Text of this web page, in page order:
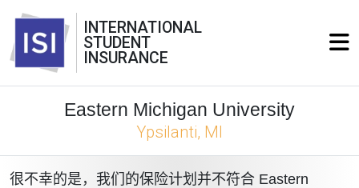
INTERNATIONAL
STUDENT
INSURANCE
Eastern Michigan University
Ypsilanti, MI
很不幸的是，我们的保险计划并不符合 Eastern